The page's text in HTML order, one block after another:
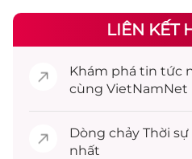
LIÊN KẾT
Khám phá tin tức
cùng VietNamNet
Dòng chảy Thời sự
nhất